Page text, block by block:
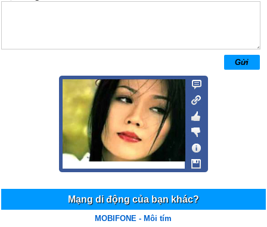
Mạng di động của bạn khác?
MOBIFONE - Môi tím